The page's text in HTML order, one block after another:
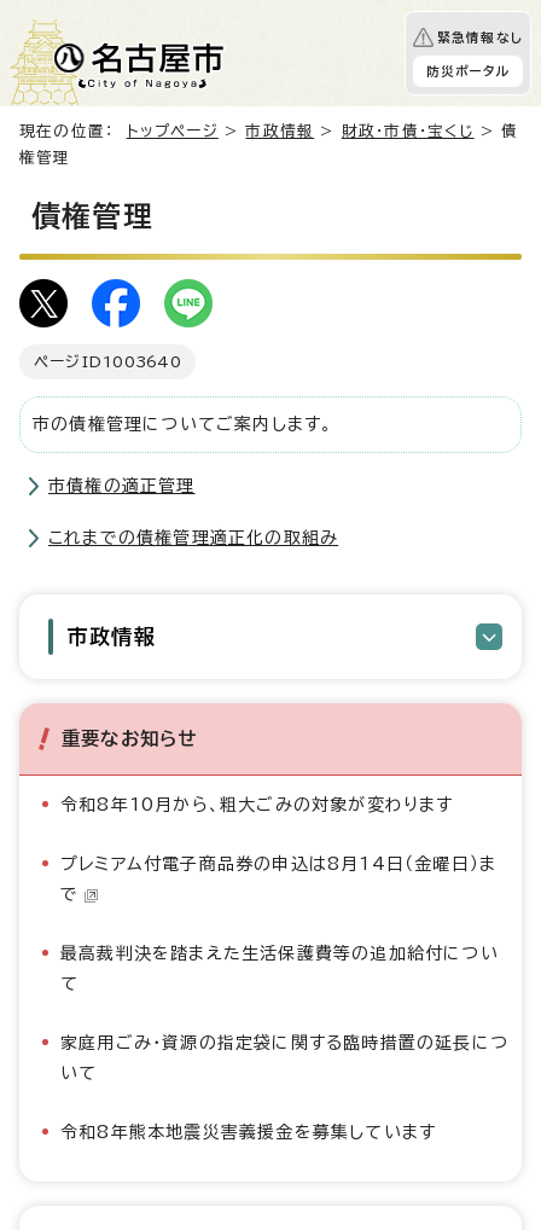
緊急情報なし
防災ポータル
現在の位置： トップページ >市政情報 > 財政・市債・宝くじ
> 債
権管理
債権管理
ページID 1003640
市の債権管理についてご案内します。
市債権の適正管理
これまでの債権管理適正化の取組み
市政情報
重要なお知らせ
令和8年10月から、粗大ごみの対象が変わります
プレミアム付電子商品券の申込は8月14日（金曜日）ま
で
最高裁判決を踏まえた生活保護費等の追加給付につい
て
家庭用ごみ・資源の指定袋に関する臨時措置の延長につ
いて
令和8年熊本地震災害義援金を募集しています